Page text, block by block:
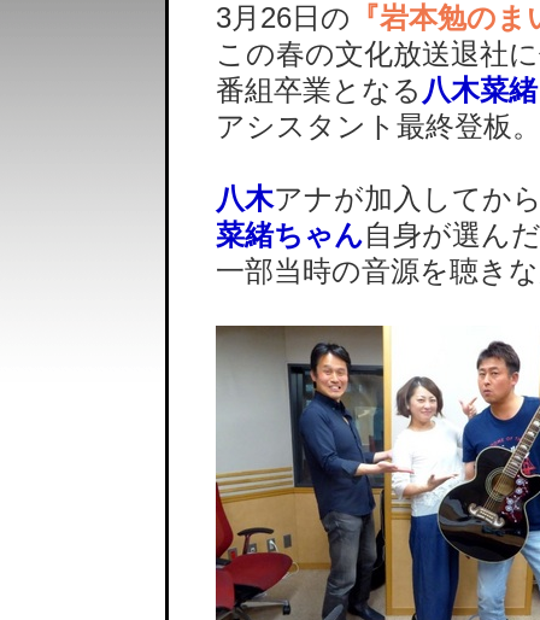
3月26日の 『岩本勉の
この春の文化放送退社
番組卒業となる 八木菜緒
アシスタント最終登板。
八木アナが加入してか
菜緒ちゃん自身が選ん
一部当時の音源を聴き